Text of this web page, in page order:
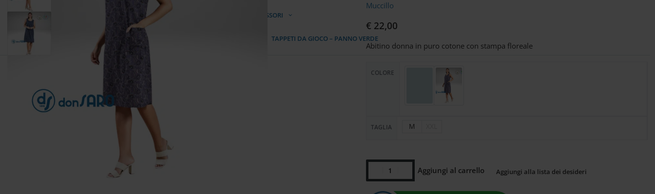
INTIMO COSTUMI ACCESSORI
SOGGIORNO E CUCINA TAPPETI DA GIOCO – PANNO VERDE
Muccillo
€ 22,00
Abitino donna in puro cotone con stampa floreale
COLORE
TAGLIA M
Aggiungi al carrello Aggiungi alla lista dei desideri